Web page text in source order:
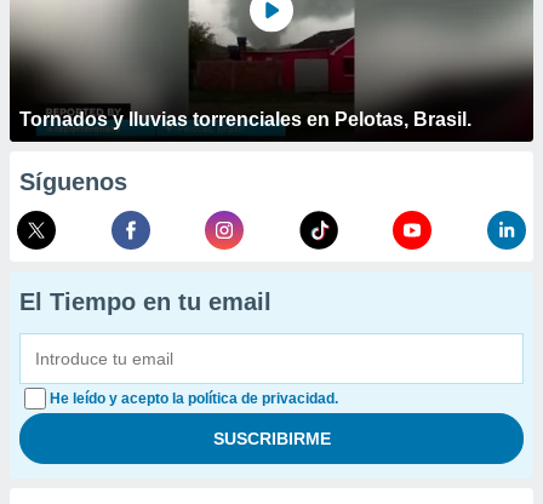
Tornados y lluvias torrenciales en Pelotas, Brasil.
Síguenos
El Tiempo en tu email
He leído y acepto la política de privacidad.